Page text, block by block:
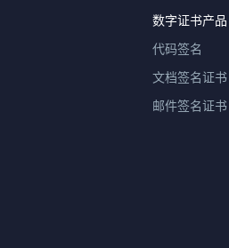
数字证书产品
代码签名
文档签名证书
邮件签名证书